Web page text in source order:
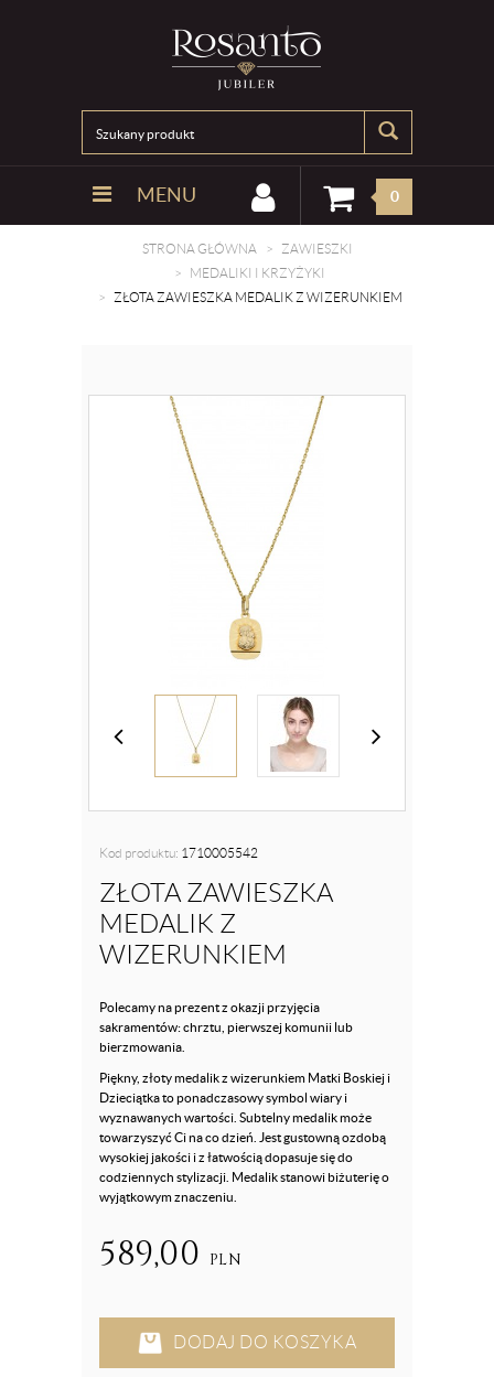
MENU 0
STRONA GŁÓWNA
ZAWIESZKI
MEDALIKI I KRZYŻYKI
ZŁOTA ZAWIESZKA MEDALIK Z WIZERUNKIEM
Kod produktu: 1710005542
ZŁOTA ZAWIESZKA
MEDALIK Z
WIZERUNKIEM
Polecamy na prezent z okazji przyjęcia
sakramentów: chrztu, pierwszej komunii lub
bierzmowania.
Piękny, złoty medalik z wizerunkiem Matki Boskiej i
Dzieciątka to ponadczasowy symbol wiary i
wyznawanych wartości. Subtelny medalik może
towarzyszyć Ci na co dzień. Jest gustowną ozdobą
wysokiej jakości i z łatwością dopasuje się do
codziennych stylizacji. Medalik stanowi biżuterię o
wyjątkowym znaczeniu.
589,00 PLN
DODAJ DO KOSZYKA